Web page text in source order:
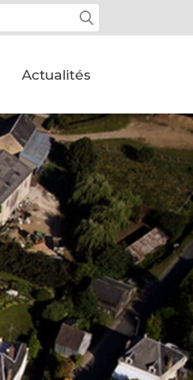
Actualités